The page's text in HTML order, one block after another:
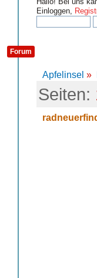
Einloggen,
Forum
Apfelinsel »
Seiten: